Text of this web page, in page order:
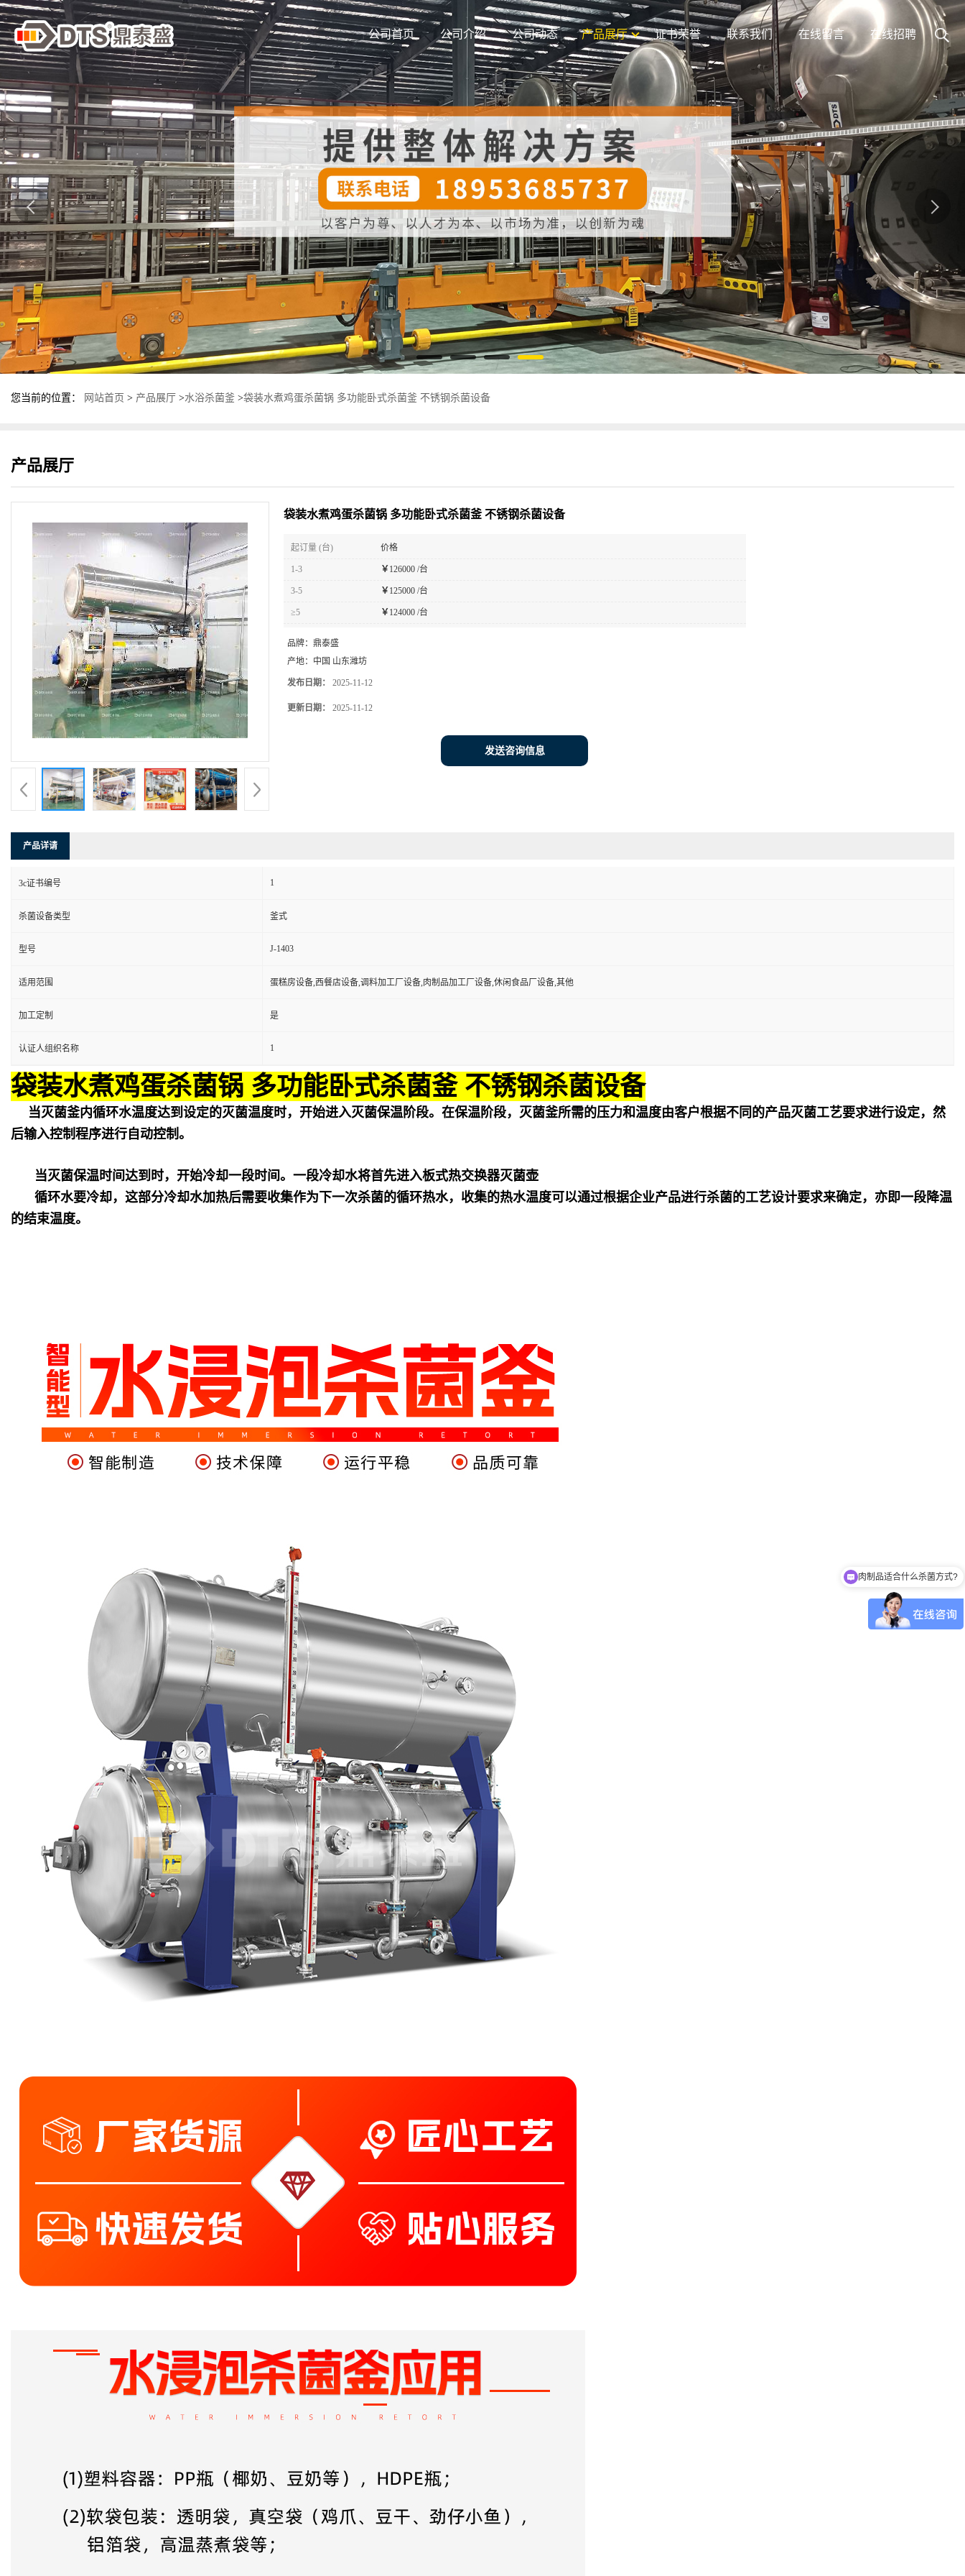
公司首页 公司介绍 公司动态 产品展厅 证书荣誉 联系我们 在线留言 在线招聘
您当前的位置： 网站首页 > 产品展厅 >水浴杀菌釜 >袋装水煮鸡蛋杀菌锅 多功能卧式杀菌釜 不锈钢杀菌设备
产品展厅
袋装水煮鸡蛋杀菌锅 多功能卧式杀菌釜 不锈钢杀菌设备
起订量 (台) 价格
1-3 ￥ 126000 /台
3-5 ￥ 125000 /台
≥5 ￥ 124000 /台
品牌： 鼎泰盛
产地： 中国 山东潍坊
发布日期： 2025-11-12
更新日期： 2025-11-12
发送咨询信息
产品详请
3c证书编号 1
杀菌设备类型 釜式
型号 J-1403
适用范围 蛋糕房设备,西餐店设备,调料加工厂设备,肉制品加工厂设备,休闲食品厂设备,其他
加工定制 是
认证人组织名称 1
袋装水煮鸡蛋杀菌锅 多功能卧式杀菌釜 不锈钢杀菌设备
当灭菌釜内循环水温度达到设定的灭菌温度时，开始进入灭菌保温阶段。在保温阶段，灭菌釜所需的压力和温度由客户根据不同的产品灭菌工艺要求进行设定，然
后输入控制程序进行自动控制。
当灭菌保温时间达到时，开始冷却一段时间。一段冷却水将首先进入板式热交换器灭菌壶
循环水要冷却，这部分冷却水加热后需要收集作为下一次杀菌的循环热水，收集的热水温度可以通过根据企业产品进行杀菌的工艺设计要求来确定，亦即一段降温
的结束温度。
玻璃瓶燕窝适合什么杀菌方式?